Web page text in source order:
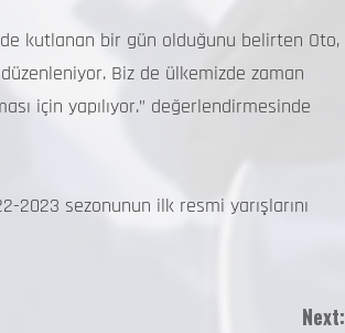
kutlanan bir gün olduğunu belirten Oto,
Biz de ülkemizde zaman
için yapılıyor.” değerlendirmesinde
2023 sezonunun ilk resmi yarışlarını
Next: